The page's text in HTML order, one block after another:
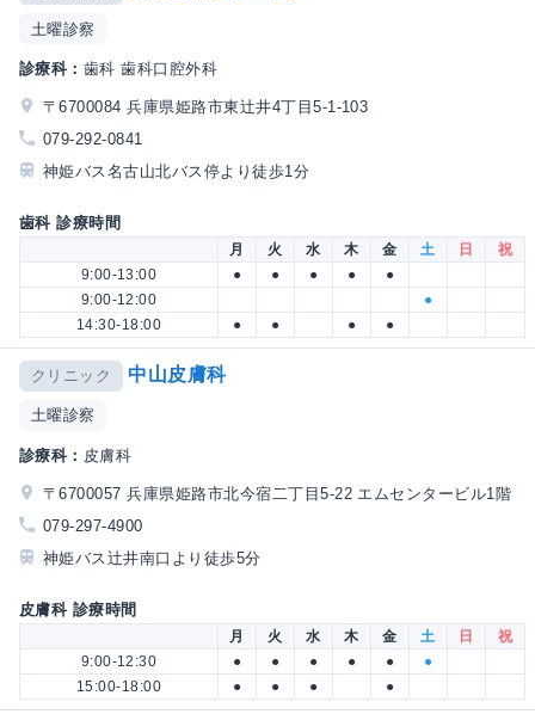
土曜診察
診療科： 歯科 歯科口腔外科
〒6700084 兵庫県姫路市東辻井4丁目5-1-103
079-292-0841
神姫バス名古山北バス停より徒歩1分
歯科 診療時間
月 火 水 木 金 土 日
祝
9:00-13:00
● ● ● ●
●
9:00-12:00
●
14:30-18:00
● ● ● ●
クリニック 中山皮膚科
土曜診察
診療科： 皮膚科
〒6700057 兵庫県姫路市北今宿二丁目5-22 エムセンタービル1階
079-297-4900
神姫バス辻井南口より徒歩5分
皮膚科 診療時間
月 火 水 木 金 土 日
祝
9:00-12:30
● ● ● ● ●
●
15:00-18:00
● ● ● ●